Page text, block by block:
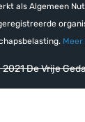
als Algemeen
De Vrije